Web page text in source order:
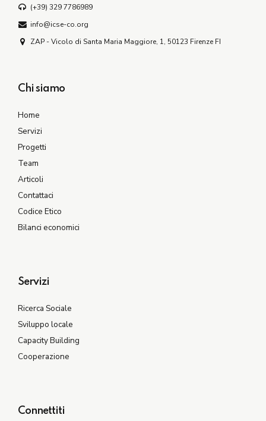
(+39) 329 7786989
info@icse-co.org
ZAP - Vicolo di Santa Maria Maggiore, 1, 50123 Firenze FI
Chi siamo
Home
Servizi
Progetti
Team
Articoli
Contattaci
Codice Etico
Bilanci economici
Servizi
Ricerca Sociale
Sviluppo locale
Capacity Building
Cooperazione
Connettiti